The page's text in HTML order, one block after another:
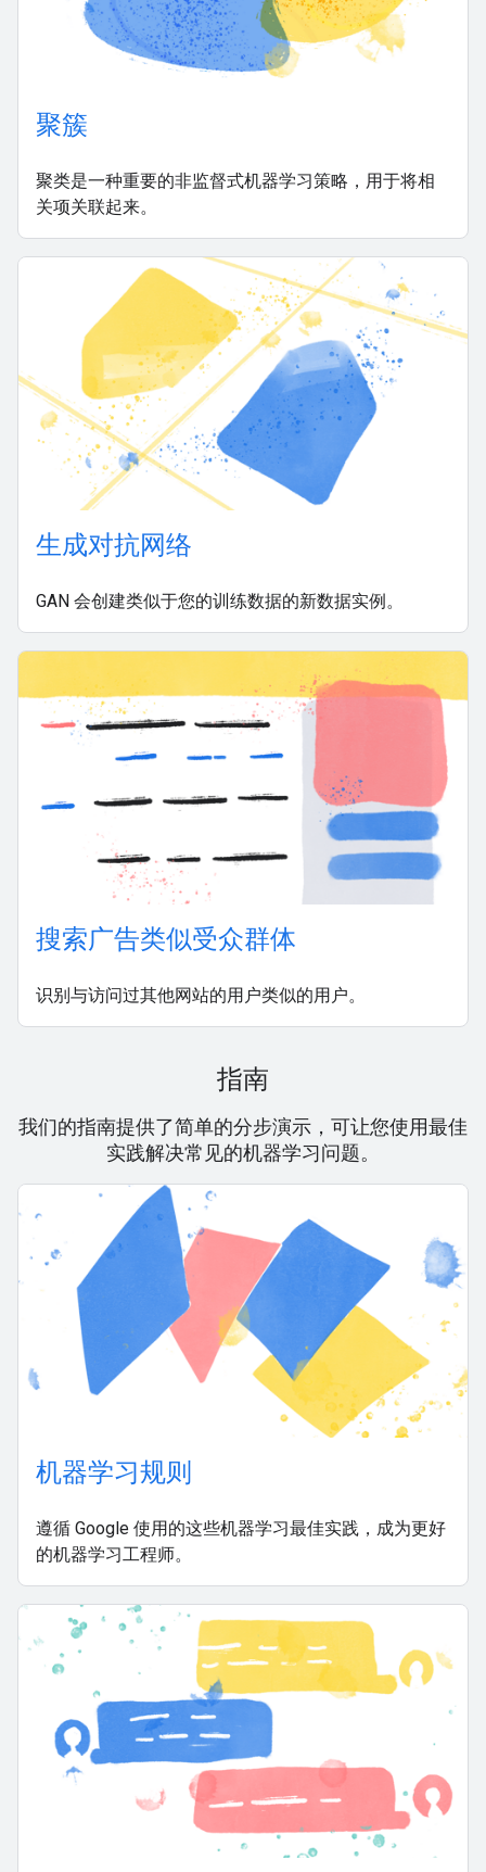
聚簇
聚类是一种重要的非监督式机器学习策略，用于将相
关项关联起来。
生成对抗网络
GAN 会创建类似于您的训练数据的新数据实例。
搜索广告类似受众群体
识别与访问过其他网站的用户类似的用户。
指南
我们的指南提供了简单的分步演示，可让您使用最佳
实践解决常见的机器学习问题。
机器学习规则
遵循 Google 使用的这些机器学习最佳实践，成为更好
的机器学习工程师。